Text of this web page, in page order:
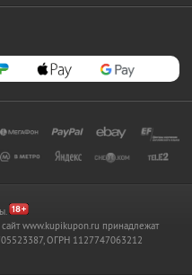
www.kupikupon.ru принадлежат
ОГРН 1127747063212